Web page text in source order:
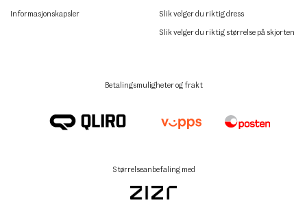
Informasjonskapsler Slik velger du riktig dress
Slik velger du riktig størrelse på skjorten
Betalingsmuligheter og frakt
Størrelseanbefaling med